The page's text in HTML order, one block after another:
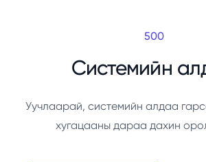
500
Системийн
Уучлаарай, системийн алдаа
хугацааны дараа дахин